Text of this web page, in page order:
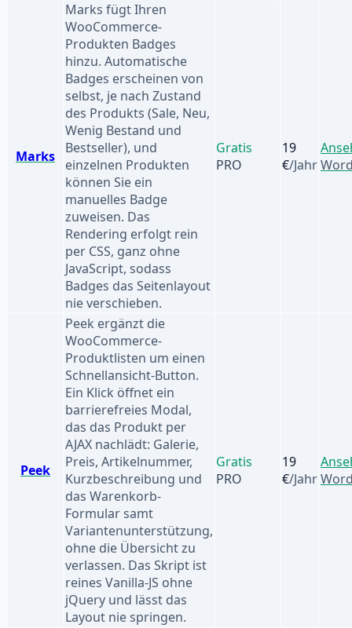
Marks
Marks fügt Ihren
WooCommerce-
Produkten Badges
hinzu. Automatische
Badges erscheinen von
selbst, je nach Zustand
des Produkts (Sale, Neu,
Wenig Bestand und
Bestseller), und
einzelnen Produkten
können Sie ein
manuelles Badge
zuweisen. Das
Rendering erfolgt rein
per CSS, ganz ohne
JavaScript, sodass
Badges das Seitenlayout
nie verschieben.
Gratis
PRO
19
€/Jahr
Peek
Peek ergänzt die
WooCommerce-
Produktlisten um einen
Schnellansicht-Button.
Ein Klick öffnet ein
barrierefreies Modal,
das das Produkt per
AJAX nachlädt: Galerie,
Preis, Artikelnummer,
Kurzbeschreibung und
das Warenkorb-
Formular samt
Variantenunterstützung,
ohne die Übersicht zu
verlassen. Das Skript ist
reines Vanilla-JS ohne
jQuery und lässt das
Layout nie springen.
Gratis
PRO
19
€/Jahr